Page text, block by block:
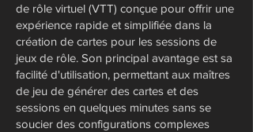
de rôle virtuel (VTT) conçue pour offrir une
expérience rapide et simplifiée dans la
création de cartes pour les sessions de
jeux de rôle. Son principal avantage est sa
facilité d'utilisation, permettant aux maîtres
de jeu de générer des cartes et des
sessions en quelques minutes sans se
soucier des configurations complexes